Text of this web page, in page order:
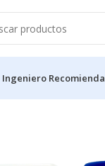
Ingeniero Recomienda